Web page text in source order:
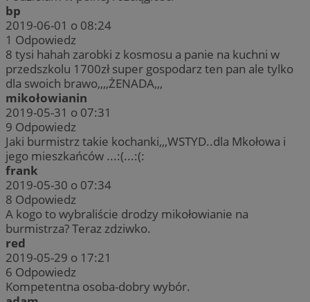
bp
2019-06-01 o 08:24
1 Odpowiedz
8 tysi hahah zarobki z kosmosu a panie na kuchni w
przedszkolu 1700zł super gospodarz ten pan ale tylko
dla swoich brawo,,,,ŻENADA,,,
mikołowianin
2019-05-31 o 07:31
9 Odpowiedz
Jaki burmistrz takie kochanki,,,WSTYD..dla Mkołowa i
jego mieszkańców ...:(...:(:
frank
2019-05-30 o 07:34
8 Odpowiedz
A kogo to wybraliście drodzy mikołowianie na
burmistrza? Teraz zdziwko.
red
2019-05-29 o 17:21
6 Odpowiedz
Kompetentna osoba-dobry wybór.